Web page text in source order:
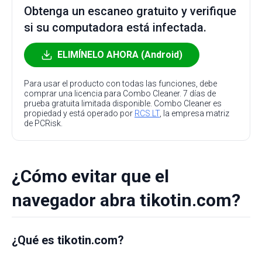
Obtenga un escaneo gratuito y verifique
si su computadora está infectada.
ELIMÍNELO AHORA (Android)
Para usar el producto con todas las funciones, debe
comprar una licencia para Combo Cleaner. 7 días de
prueba gratuita limitada disponible. Combo Cleaner es
propiedad y está operado por RCS LT, la empresa matriz
de PCRisk.
¿Cómo evitar que el
navegador abra tikotin.com?
¿Qué es tikotin.com?